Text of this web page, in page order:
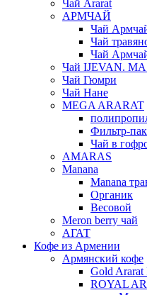
Чай Ararat
АРМЧАЙ
Чай
Чай
Чай
Чай IJEVAN.
Чай Гюмри
Чай Нане
MEGA ARARAT
Фильтр-
Чай в
AMARAS
Manana
Manana
Органик
Весовой
Meron berry чай
АГАТ
Кофе из Армении
Армянский кофе
Gold Ararat
ROYAL